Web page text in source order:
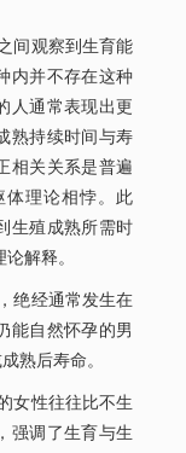
间观察到生育能
内并不存在这种
人通常表现出更
熟持续时间与寿
相关关系是普遍
体理论相悖。此
生殖成熟所需时
解释。
绝经通常发生在
能自然怀孕的男
熟后寿命。
女性往往比不生
强调了生育与生